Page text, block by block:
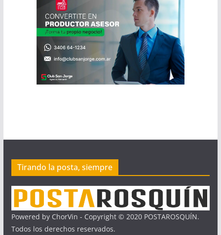
Tirando la posta, siempre
Powered by ChorVin - Copyright © 2020 POSTAROSQUÍN.
Todos los derechos reservados.